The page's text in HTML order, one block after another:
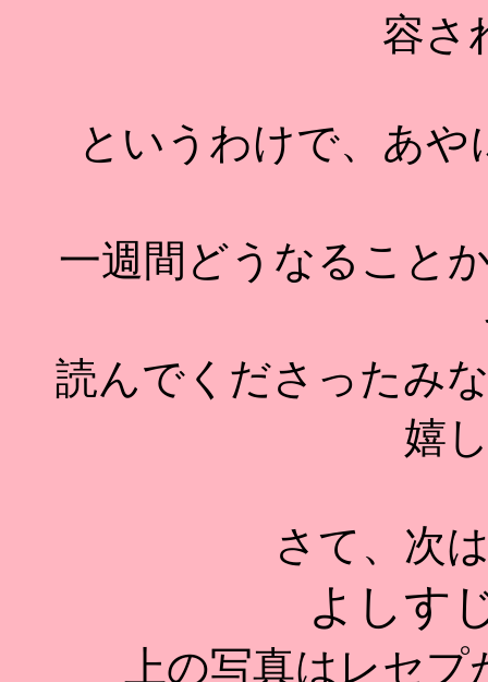
容さ
というわけで、あ
一週間どうなること
読んでくださったみ
嬉
さて、次
よしす
上の写真はレセ